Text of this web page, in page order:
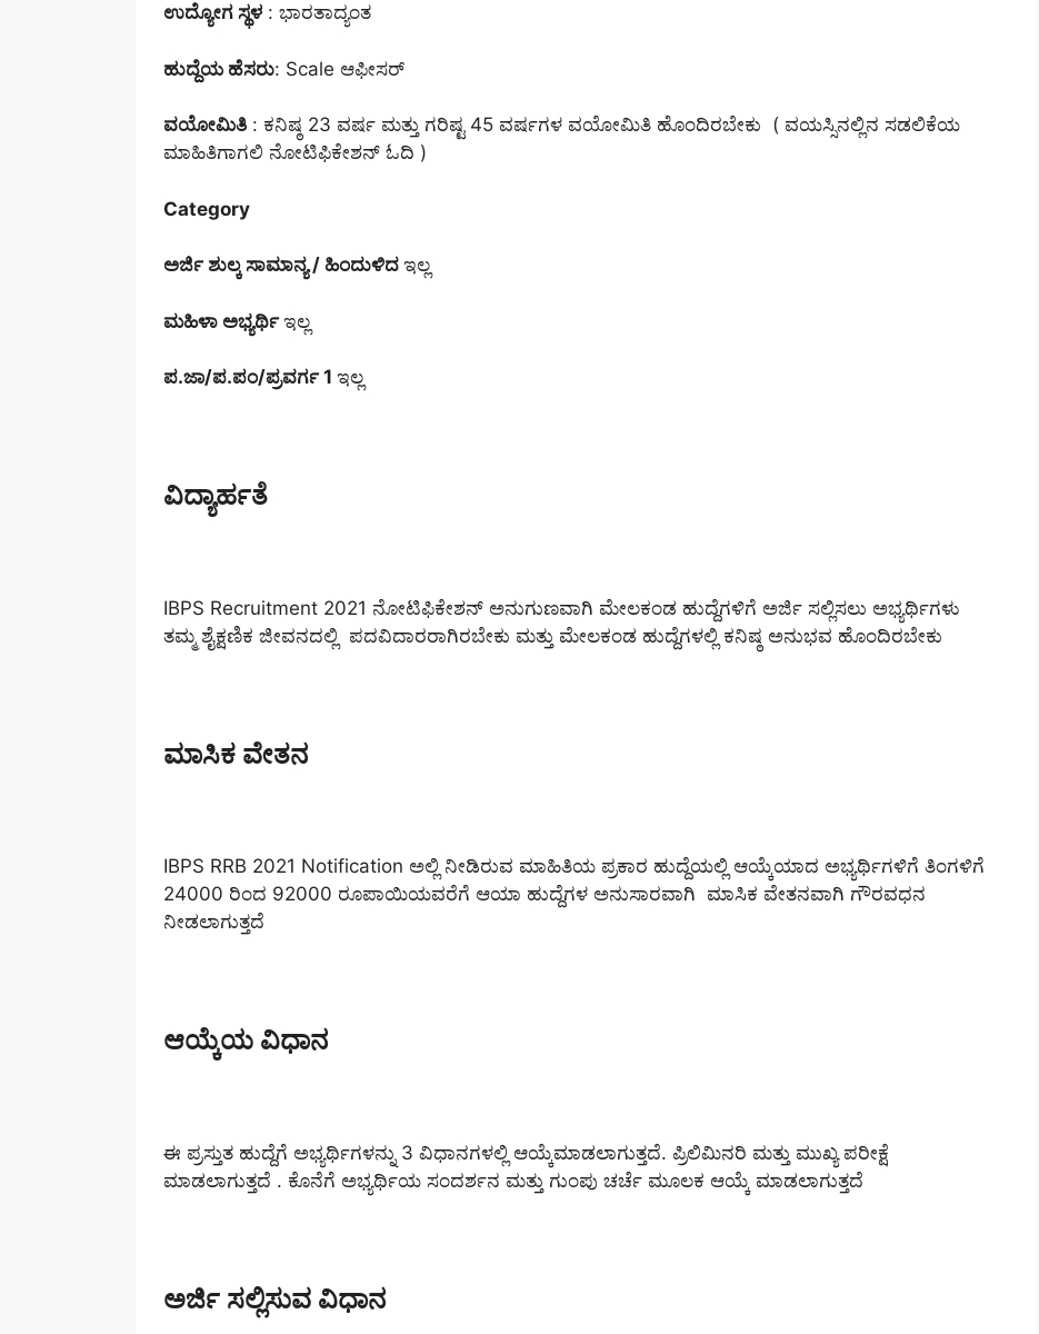
ಉದ್ಯೋಗ ಸ್ಥಳ: ಭಾರತಾದ್ಯಂತ
ಹುದ್ದೆಯ ಹೆಸರು: Scale ಆಫೀಸರ್
ವಯೋಮಿತಿ : ಕನಿಷ್ಠ 23 ವರ್ಷ ಮತ್ತು ಗರಿಷ್ಟ 45 ವರ್ಷಗಳ ವಯೋಮಿತಿ ಹೊಂದಿರಬೇಕು ( ವಯಸ್ಸಿನಲ್ಲಿನ ಸಡಲಿಕೆಯ
ಮಾಹಿತಿಗಾಗಲಿ ನೋಟಿಫಿಕೇಶನ್ ಓದಿ )
Category
ಅರ್ಜಿ ಶುಲ್ಕ ಸಾಮಾನ್ಯ / ಹಿಂದುಳಿದ ಇಲ್ಲ
ಮಹಿಳಾ ಅಭ್ಯರ್ಥಿಇಲ್ಲ
ಪ.ಜಾ/ಪ.ಪಂ/ಪ್ರವರ್ಗ 1 ಇಲ್ಲ
ವಿದ್ಯಾರ್ಹತೆ
IBPS Recruitment 2021 ನೋಟಿಫಿಕೇಶನ್ ಅನುಗುಣವಾಗಿ ಮೇಲಕಂಡ ಹುದ್ದೆಗಳಿಗೆ ಅರ್ಜಿ ಸಲ್ಲಿಸಲು ಅಭ್ಯರ್ಥಿಗಳು
ತಮ್ಮ ಶೈಕ್ಷಣಿಕ ಜೀವನದಲ್ಲಿ ಪದವಿದಾರರಾಗಿರಬೇಕು ಮತ್ತು ಮೇಲಕಂಡ ಹುದ್ದೆಗಳಲ್ಲಿ ಕನಿಷ್ಠ ಅನುಭವ ಹೊಂದಿರಬೇಕು
ಮಾಸಿಕ ವೇತನ
IBPS RRB 2021 Notification ಅಲ್ಲಿ ನೀಡಿರುವ ಮಾಹಿತಿಯ ಪ್ರಕಾರ ಹುದ್ದೆಯಲ್ಲಿ ಆಯ್ಕೆಯಾದ ಅಭ್ಯರ್ಥಿಗಳಿಗೆ ತಿಂಗಳಿಗೆ
24000 ರಿಂದ 92000 ರೂಪಾಯಿಯವರೆಗೆ ಆಯಾ ಹುದ್ದೆಗಳ ಅನುಸಾರವಾಗಿ ಮಾಸಿಕ ವೇತನವಾಗಿ ಗೌರವಧನ
ನೀಡಲಾಗುತ್ತದೆ
ಆಯ್ಕೆಯ ವಿಧಾನ
ಈ ಪ್ರಸ್ತುತ ಹುದ್ದೆಗೆ ಅಭ್ಯರ್ಥಿಗಳನ್ನು 3 ವಿಧಾನಗಳಲ್ಲಿ ಆಯ್ಕೆಮಾಡಲಾಗುತ್ತದೆ. ಪ್ರಿಲಿಮಿನರಿ ಮತ್ತು ಮುಖ್ಯ ಪರೀಕ್ಷೆ
ಮಾಡಲಾಗುತ್ತದೆ . ಕೊನೆಗೆ ಅಭ್ಯರ್ಥಿಯ ಸಂದರ್ಶನ ಮತ್ತು ಗುಂಪು ಚರ್ಚೆ ಮೂಲಕ ಆಯ್ಕೆ ಮಾಡಲಾಗುತ್ತದೆ
ಅರ್ಜಿ ಸಲ್ಲಿಸುವ ವಿಧಾನ